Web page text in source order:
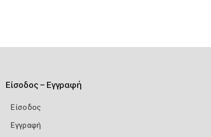
Είσοδος – Εγγραφή
Είσοδος
Εγγραφή